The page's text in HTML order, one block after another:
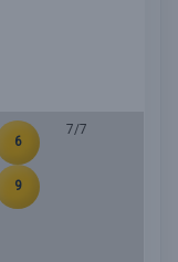
6
9
7/7